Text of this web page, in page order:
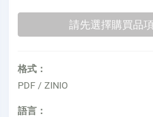
格式：
PDF / ZINIO
語言：